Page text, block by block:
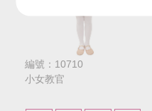
編號：10710
小女教官